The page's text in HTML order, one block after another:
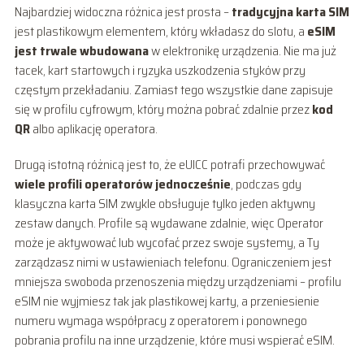
Najbardziej widoczna różnica jest prosta –tradycyjna karta SIM
jest plastikowym elementem, który wkładasz do slotu, a eSIM
jest trwale wbudowanaw elektronikę urządzenia. Nie ma już
tacek, kart startowych i ryzyka uszkodzenia styków przy
częstym przekładaniu. Zamiast tego wszystkie dane zapisuje
się w profilu cyfrowym, który można pobrać zdalnie przezkod
QRalbo aplikację operatora.
Drugą istotną różnicą jest to, że eUICC potrafi przechowywać
wiele profili operatorów jednocześnie, podczas gdy
klasyczna karta SIM zwykle obsługuje tylko jeden aktywny
zestaw danych. Profile są wydawane zdalnie, więc Operator
może je aktywować lub wycofać przez swoje systemy, a Ty
zarządzasz nimi w ustawieniach telefonu. Ograniczeniem jest
mniejsza swoboda przenoszenia między urządzeniami – profilu
eSIM nie wyjmiesz tak jak plastikowej karty, a przeniesienie
numeru wymaga współpracy z operatorem i ponownego
pobrania profilu na inne urządzenie, które musi wspierać eSIM.